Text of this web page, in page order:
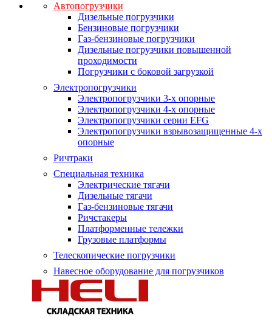
Автопогрузчики
Дизельные погрузчики
Бензиновые погрузчики
Газ-бензиновые погрузчики
Дизельные погрузчики повышенной
проходимости
Погрузчики с боковой загрузкой
Электропогрузчики
Электропогрузчики 3-х опорные
Электропогрузчики 4-х опорные
Электропогрузчики серии EFG
Электропогрузчики взрывозащищенные 4-х
опорные
Ричтраки
Специальная техника
Электрические тягачи
Дизельные тягачи
Газ-бензиновые тягачи
Ричстакеры
Платформенные тележки
Грузовые платформы
Телескопические погрузчики
Навесное оборудование для погрузчиков